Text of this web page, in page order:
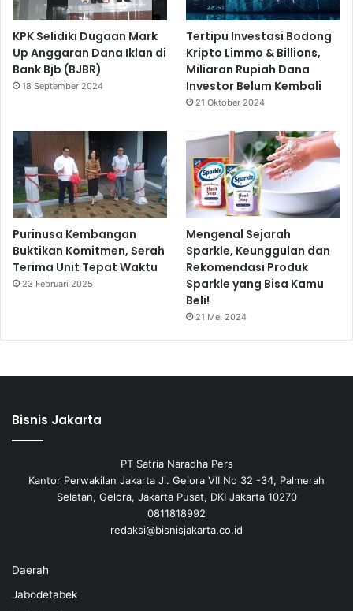
KPK Selidiki Dugaan Mark
Up Anggaran Dana Iklan di
Bank Bjb (BJBR)
18 September 2024
Tertipu Investasi Bodong
Kripto Limmo & Billions,
Miliaran Rupiah Dana
Investor Belum Kembali
21 Oktober 2024
Purinusa Kembangan
Buktikan Komitmen, Serah
Terima Unit Tepat Waktu
23 Februari 2025
Mengenal Sejarah
Sparkle, Keunggulan dan
Rekomendasi Produk
Sparkle yang Bisa Kamu
Beli!
21 Mei 2024
Bisnis Jakarta
PT Satria Naradha Pers
Kantor Perwakilan Jakarta Jl. Gelora VII No 32 -34, Palmerah
Selatan, Gelora, Jakarta Pusat, DKI Jakarta 10270
0811818992
redaksi@bisnisjakarta.co.id
Daerah
Jabodetabek